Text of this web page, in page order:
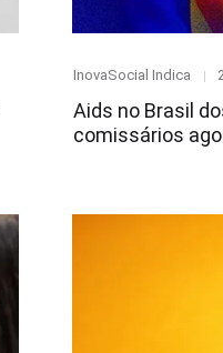
Category
InovaSocial Indica
Aids no Brasil
comissários